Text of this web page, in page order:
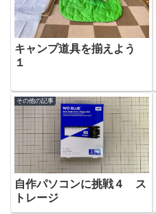
キャンプ道具を揃えよう
１
その他の記事
自作パソコンに挑戦４ ス
トレージ